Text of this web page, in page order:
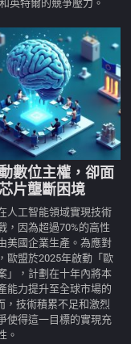
英特爾的競爭壓力。
數位主權，卻面
片壟斷困境
人工智能領域實現技術
，因為超過70%的高性
美國企業生產。為應對
歐盟於2025年啟動「歐
」，計劃在十年內將本
能力提升至全球市場的
，技術積累不足和激烈
使得這一目標的實現充
。